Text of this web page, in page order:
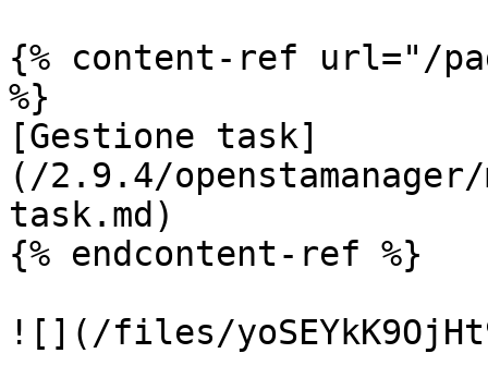
{% content-ref url="/
%}
[Gestione task]
(/2.9.4/
task.md)
{% endcontent-ref %}
![](/files/